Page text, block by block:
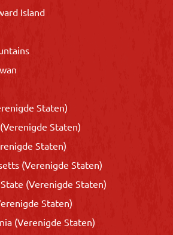
Island
Staten)
Staten)
Staten)
(Verenigde Staten)
(Verenigde Staten)
Staten)
(Verenigde Staten)